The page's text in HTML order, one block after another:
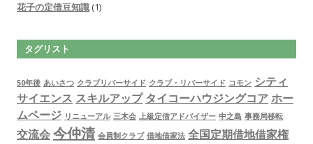
花子の定借豆知識 (1)
タグリスト
50年後 あいさつ クラブリバーサイド クラブ・リバーサイド コモン シティ
サイエンス スキルアップ タイコーハウジングコアホー
ムページ リニューアル 三木会 上級定借アドバイザー 中之島 事務局移転
交流会今仲清 会員制クラブ 借地借家法 全国定期借地借家権